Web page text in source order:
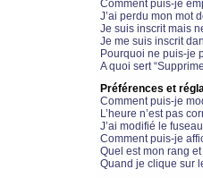
Comment puis-je
J’ai perdu mon mot
Je suis inscrit mais
Je me suis inscrit
Pourquoi ne puis-je
A quoi sert
Préférences et
Comment puis-je
L’heure n’est pas
J’ai modifié le
Comment puis-je
Quel est mon rang
Quand je clique sur